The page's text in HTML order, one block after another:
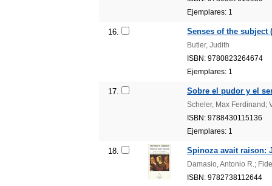
Ejemplares: 1
16. Senses of the subject
Butler, Judith
ISBN: 9780823264674
Ejemplares: 1
17. Sobre el pudor y el
Scheler, Max Ferdinand;
ISBN: 9788430115136
Ejemplares: 1
18. Spinoza avait raison:
Damasio, Antonio R.;
ISBN: 9782738112644